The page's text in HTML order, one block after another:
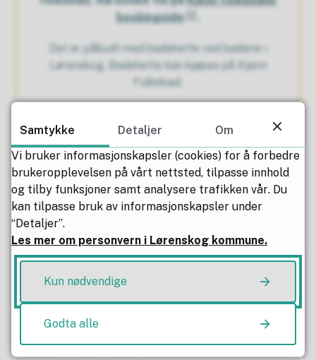
bookingside
Det er påbudt med badehette ved badene i
Lørenskog. Badehette kan kjøpes på Kjenn
Folkebad.
Når har vi åpent, og hva koster
det?
Slik booker du tid
Ofte stilte spørsmål
Samtykke Detaljer
Om
Vi bruker informasjonskapsler (cookies) for å forbedre
brukeropplevelsen på vårt nettsted, tilpasse innhold
og tilby funksjoner samt analysere trafikken vår. Du
kan tilpasse bruk av informasjonskapsler under
“Detaljer”.
Les mer om personvern i Lørenskog kommune.
Kun nødvendige
Godta alle